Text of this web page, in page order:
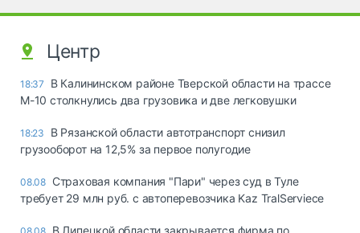
Центр
18:37
В Калининском районе Тверской области на трассе
М-10 столкнулись два грузовика и две легковушки
18:23
В Рязанской области автотранспорт снизил
грузооборот на 12,5% за первое полугодие
08.08 Страховая компания "Пари" через суд в Туле
требует 29 млн руб. с автоперевозчика Kaz TralServiece
В Липецкой области закрывается фирма по